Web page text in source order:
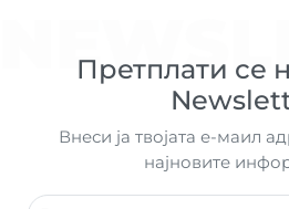
Претплати се
Внеси ја твојата е-маил
најновите